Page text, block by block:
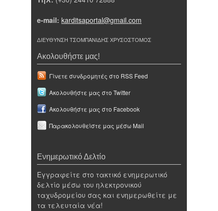
e-mail: karditsaportal@gmail.com
ΔΙΕΥΘΥΝΣΗ ΤΣΟΜΠΑΝΙΔΗΣ ΧΡΥΣΟΣΤΟΜΟΣ
Ακολουθήστε μας!
Γίνετε συνδρομητές στο RSS Feed
Ακολουθήστε μας στο Twitter
Ακολουθήστε μας στο Facebook
Παρακολουθείστε μας μέσω Mail
Ενημερωτικό Δελτίο
Εγγραφείτε στο τακτικό ενημερωτικό
δελτίο μέσω του ηλεκτρονικού
ταχυδρομείου σας και ενημερωθείτε με
τα τελευταία νέα!